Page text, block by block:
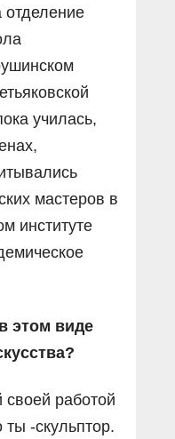
отделение
училась,
мастеров в
институте
этом виде
работой
ты -скульптор.